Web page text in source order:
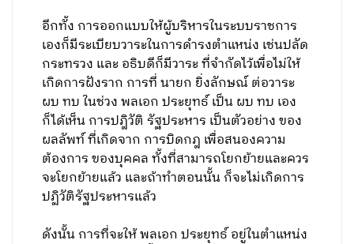
อีกทั้ง การออกแบบให้ผู้บริหารในระบบราชการ
เองก็มีระเบียบวาระในการดำรงตำแหน่ง เช่นปลัด
กระทรวง และ อธิบดีก็มีวาระ ที่จำกัดไว้เพื่อไม่ให้
เกิดการฝังราก การที่ นายก ยิ่งลักษณ์ ต่อวาระ
ผบ ทบ ในช่วง พลเอก ประยุทธ์ เป็น ผบ ทบ เอง
ก็ได้เห็น การปฎิวัติ รัฐประหาร เป็นตัวอย่าง ของ
ผลลัพท์ ที่เกิดจาก การบิดกฎ เพื่อสนองความ
ต้องการ ของบุคคล ทั้งที่สามารถโยกย้ายและควร
จะโยกย้ายแล้ว และถ้าทำตอนนั้น ก็จะไม่เกิดการ
ปฏิวัติรัฐประหารแล้ว
ดังนั้น การที่จะให้ พลเอก ประยุทธ์ อยู่ในตำแหน่ง